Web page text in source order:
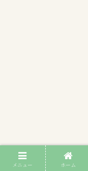
メニュー ホーム